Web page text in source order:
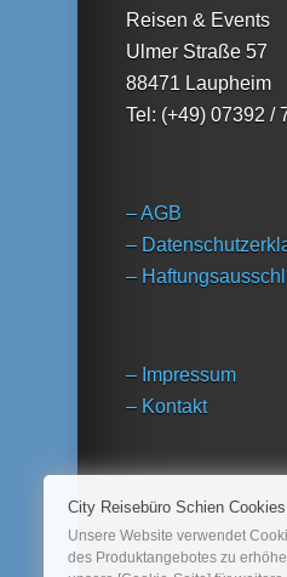
Reisen & Events
Ulmer Straße 57
88471 Laupheim
Tel: (+49) 07392 /
– AGB
–
–
– Impressum
– Kontakt
City Reisebüro Schien
Unsere Website verwendet
des Produktangebotes zu